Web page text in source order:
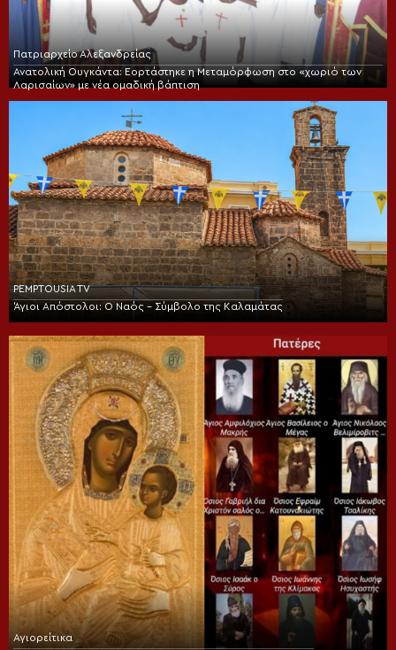
Πατριαρχείο Αλεξανδρείας
Ανατολική Ουγκάντα: Εορτάστηκε η Μεταμόρφωση στο «χωριό των
Λαρισαίων» με νέα ομαδική βάπτιση
PEMPTOUSIA TV
Άγιοι Απόστολοι: Ο Ναός – Σύμβολο της Καλαμάτας
Αγιορείτικα